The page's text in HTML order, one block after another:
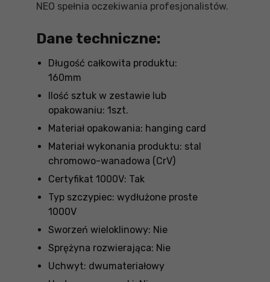
NEO spełnia oczekiwania profesjonalistów.
Dane techniczne:
Długość całkowita produktu:
160mm
Ilość sztuk w zestawie lub
opakowaniu: 1szt.
Materiał opakowania: hanging card
Materiał wykonania produktu: stal
chromowo-wanadowa (CrV)
Certyfikat 1000V: Tak
Typ szczypiec: wydłużone proste
1000V
Sworzeń wieloklinowy: Nie
Sprężyna rozwierająca: Nie
Uchwyt: dwumateriałowy